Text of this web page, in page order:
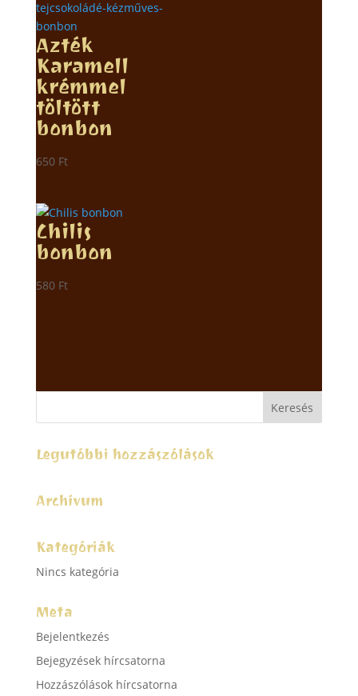
Azték
Karamell
krémmel
töltött
bonbon
650 Ft
Chilis
bonbon
580 Ft
Legutóbbi hozzászólások
Archívum
Kategóriák
Nincs kategória
Meta
Bejelentkezés
Bejegyzések hírcsatorna
Hozzászólások hírcsatorna